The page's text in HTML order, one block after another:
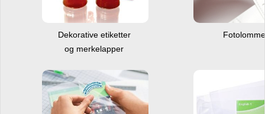
Dekorative etiketter
og merkelapper